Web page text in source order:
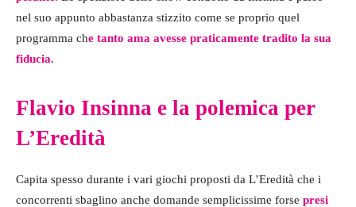
nel suo appunto abbastanza stizzito come se proprio quel
programma che tanto ama avesse praticamente tradito la sua
fiducia.
Flavio Insinna e la polemica per
L’Eredità
Capita spesso durante i vari giochi proposti da L’Eredità che i
concorrenti sbaglino anche domande semplicissime forse presi